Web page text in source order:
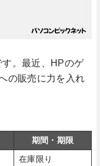
。最近、HPのゲ
の販売に力を入れ
期間・期限
在庫限り